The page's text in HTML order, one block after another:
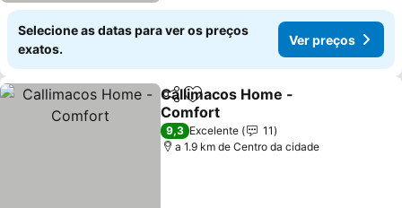
Selecione as datas para ver os preços
exatos.
Ver preços
PartilharAdicionar aos favoritos
Callimacos Home -
Comfort
9,3 Excelente
11
a 1.9 km de Centro da cidade